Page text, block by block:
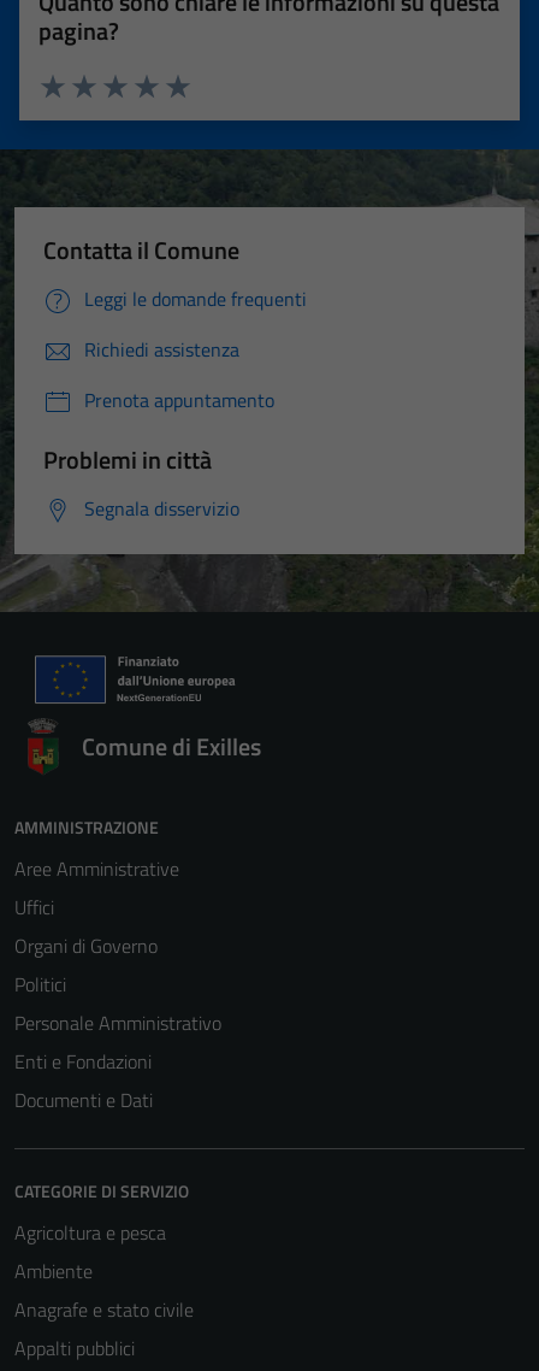
pagina?
Valuta 5 stelle su 5
Valuta 4 stelle su 5
Valuta 3 stelle su 5
Valuta 2 stelle su 5
Valuta 1 stelle su 5
Contatta il Comune
Leggi le domande frequenti
Richiedi assistenza
Prenota appuntamento
Problemi in città
Segnala disservizio
Comune di Exilles
AMMINISTRAZIONE
Aree Amministrative
Uffici
Organi di Governo
Politici
Personale Amministrativo
Enti e Fondazioni
Documenti e Dati
CATEGORIE DI SERVIZIO
Agricoltura e pesca
Ambiente
Anagrafe e stato civile
Appalti pubblici